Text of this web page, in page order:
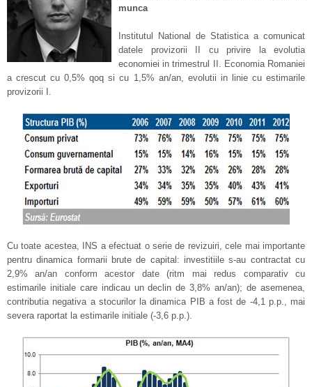
munca
Institutul National de Statistica a comunicat
datele provizorii II cu privire la evolutia
economiei in trimestrul II. Economia Romaniei
a crescut cu 0,5% qoq si cu 1,5% an/an, evolutii in linie cu estimarile
provizorii I.
Cu toate acestea, INS a efectuat o serie de revizuiri, cele mai importante
pentru dinamica formarii brute de capital: investitiile s-au contractat cu
2,9% an/an conform acestor date (ritm mai redus comparativ cu
estimarile initiale care indicau un declin de 3,8% an/an); de asemenea,
contributia negativa a stocurilor la dinamica PIB a fost de -4,1 p.p., mai
severa raportat la estimarile initiale (-3,6 p.p.).